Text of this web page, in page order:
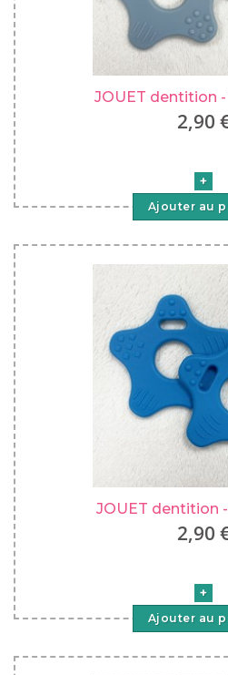
JOUET dentition
2,90
Ajouter au
JOUET dentition
2,90
Ajouter au